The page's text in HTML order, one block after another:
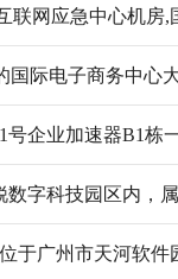
联网应急中心机房,
际电子商务中心
企业加速器B1栋
字科技园区内，
于广州市天河软件